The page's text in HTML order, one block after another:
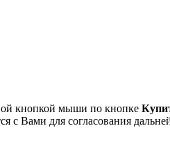
кнопкой мыши по кнопке
с Вами для согласования